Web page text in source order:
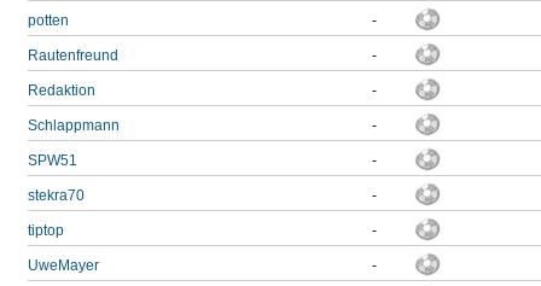
potten -
Rautenfreund -
Redaktion -
Schlappmann -
SPW51 -
stekra70 -
tiptop -
UweMayer -